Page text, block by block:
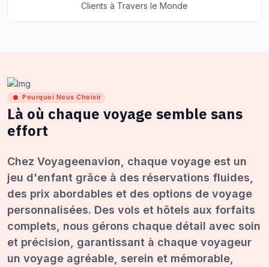
Clients à Travers le Monde
Pourquoi Nous Choisir
Là où chaque voyage semble sans
effort
Chez Voyageenavion, chaque voyage est un
jeu d'enfant grâce à des réservations fluides,
des prix abordables et des options de voyage
personnalisées. Des vols et hôtels aux forfaits
complets, nous gérons chaque détail avec soin
et précision, garantissant à chaque voyageur
un voyage agréable, serein et mémorable,